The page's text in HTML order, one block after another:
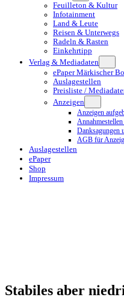
Feuilleton & Kultur
Infotainment
Land & Leute
Reisen & Unterwegs
Radeln & Rasten
Einkehrtipp
Verlag & Mediadaten
ePaper Märkischer
Auslagestellen
Preisliste /
Anzeigen
Anzeigen
Danksagungen
AGB für
Auslagestellen
ePaper
Shop
Impressum
Stabiles aber